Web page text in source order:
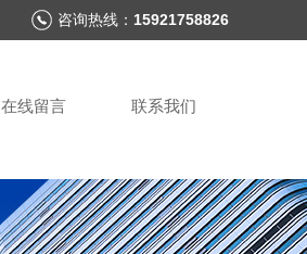
咨询热线： 15921758826
在线留言 联系我们